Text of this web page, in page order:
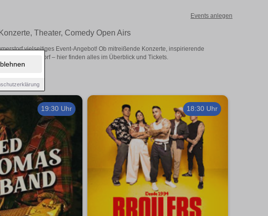
Events anlegen
Theater, Comedy Open Airs
vielseitiges Event-Angebot! Ob mitreißende Konzerte, inspirierende
in Dummerstorf – hier finden alles im Überblick und Tickets.
19:30 Uhr 18:30 Uhr